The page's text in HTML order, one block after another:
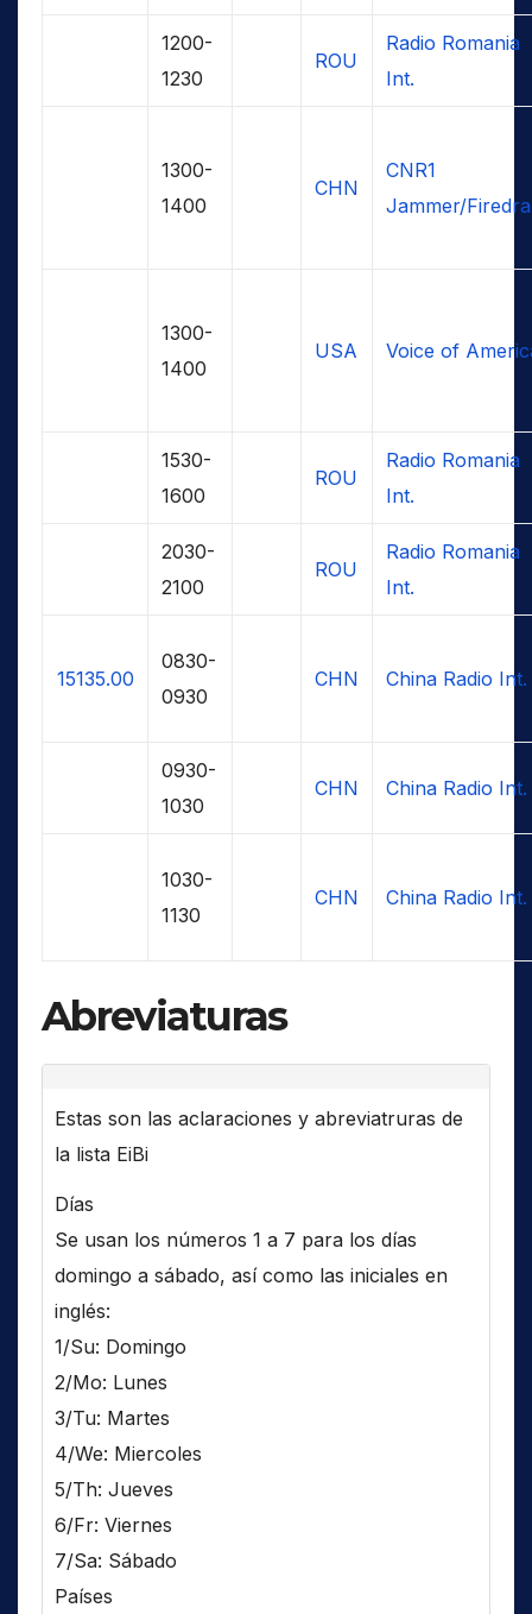
1200-
1230
ROU
Radio Romania
Int.
1300-
1400
CHN
CNR1
Jammer/
1300-
1400
USA Voice of
1530-
1600
ROU
Radio Romania
Int.
2030-
2100
ROU
Radio Romania
Int.
15135.00
0830-
0930
CHN China Radio Int.
0930-
1030
CHN China Radio Int.
1030-
1130
CHN China Radio Int.
Abreviaturas
Estas son las aclaraciones y abreviatruras de
la lista EiBi
Días
Se usan los números 1 a 7 para los días
domingo a sábado, así como las iniciales en
inglés:
1/Su: Domingo
2/Mo: Lunes
3/Tu: Martes
4/We: Miercoles
5/Th: Jueves
6/Fr: Viernes
7/Sa: Sábado
Países